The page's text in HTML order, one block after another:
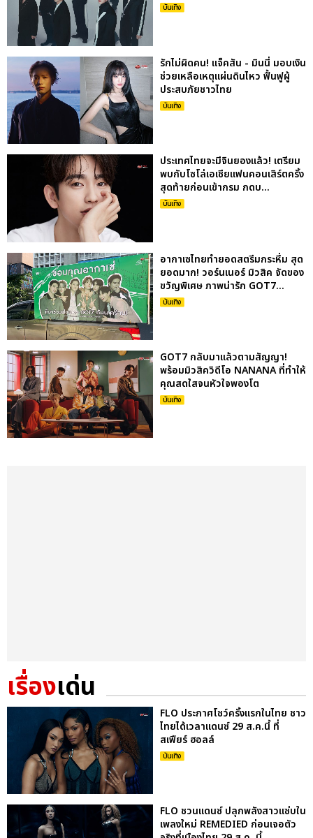
บันเทิง
รักไม่ผิดคน! แจ็คสัน - มินนี่ มอบเงิน
ช่วยเหลือเหตุแผ่นดินไหว ฟื้นฟูผู้
ประสบภัยชาวไทย
บันเทิง
ประเทศไทยจะมีจินยองแล้ว! เตรียม
พบกับโซโล่เอเชียแฟนคอนเสิร์ตครั้ง
สุดท้ายก่อนเข้ากรม กดบ...
บันเทิง
อากาเซไทยทำยอดสตรีมกระหึ่ม สุด
ยอดมาก! วอร์นเนอร์ มิวสิค จัดของ
ขวัญพิเศษ ภาพน่ารัก GOT7...
บันเทิง
GOT7 กลับมาแล้วตามสัญญา!
พร้อมมิวสิควิดีโอ NANANA ที่ทำให้
คุณสดใสจนหัวใจพองโต
บันเทิง
เรื่องเด่น
FLO ประกาศโชว์ครั้งแรกในไทย ชาว
ไทยได้เวลาแดนซ์ 29 ส.ค.นี้ ที่
สเฟียร์ ฮอลล์
บันเทิง
FLO ชวนแดนซ์ ปลุกพลังสาวแซ่บใน
เพลงใหม่ REMEDIED ก่อนเจอตัว